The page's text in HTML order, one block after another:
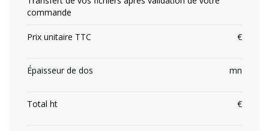
commande
Prix unitaire TTC
Épaisseur de dos
Total ht